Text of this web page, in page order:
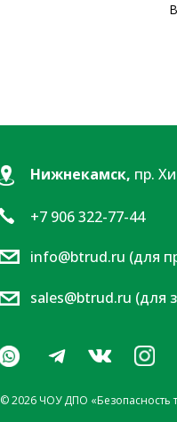
info@btrud.ru (для
Нижнекамск, пр.
+7 906 322-77-44
© 2026 ЧОУ ДПО «Безопасность
sales@btrud.ru (для